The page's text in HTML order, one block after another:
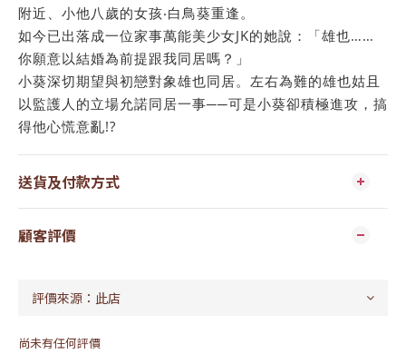
附近、小他八歲的女孩‧白鳥葵重逢。
如今已出落成一位家事萬能美少女JK的她說：「雄也……
你願意以結婚為前提跟我同居嗎？」
小葵深切期望與初戀對象雄也同居。左右為難的雄也姑且
以監護人的立場允諾同居一事──可是小葵卻積極進攻，搞
得他心慌意亂!?
送貨及付款方式
顧客評價
尚未有任何評價